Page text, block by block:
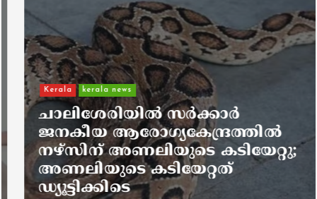
Kerala kerala news
ചാലിശേരിയില്‍ സര്‍ക്കാര്‍
ജനകീയ ആരോഗ്യകേന്ദ്രത്തില്‍
നഴ്സിന് അണലിയുടെ കടിയേറ്റു;
അണലിയുടെ കടിയേറ്റത്
ഡ്യൂട്ടിക്കിടെ